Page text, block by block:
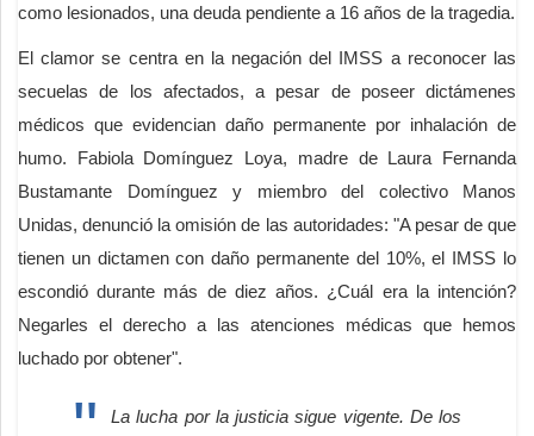
como lesionados, una deuda pendiente a 16 años de la tragedia.
El clamor se centra en la negación del IMSS a reconocer las
secuelas de los afectados, a pesar de poseer dictámenes
médicos que evidencian daño permanente por inhalación de
humo. Fabiola Domínguez Loya, madre de Laura Fernanda
Bustamante Domínguez y miembro del colectivo Manos
Unidas, denunció la omisión de las autoridades: "A pesar de que
tienen un dictamen con daño permanente del 10%, el IMSS lo
escondió durante más de diez años. ¿Cuál era la intención?
Negarles el derecho a las atenciones médicas que hemos
luchado por obtener".
La lucha por la justicia sigue vigente. De los